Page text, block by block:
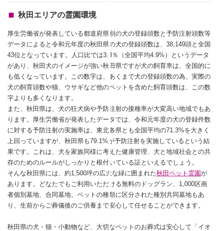
秋田エリアの霊園環境
厚生労働省が発表している都道府県別の犬の登録頭数と予防注射頭数等
データによると令和元年度の秋田県の犬の登録頭数は、38,149頭と全国
43位となっています。人口比では3.8％（全国平均4.9%）というデータ
があり、秋田犬のイメージが強い秋田県ですが犬の飼育率は、全国的に
も低くなっています。この数字は、あくまで犬の登録頭数の為、実際の
犬の飼育頭数や猫、ウサギなど他のペットを含めた飼育頭数は、この数
字よりも多くなります。
また、秋田県は、犬の狂犬病や予防注射の接種率が大変高い地域でもあ
ります。厚生労働省が発表したデータでは、令和元年度の犬の登録件数
に対する予防注射の実施率は、東北各県とも全国平均の71.3%を大きく
上回っていますが、秋田県も79.1%が予防注射を実施しているという結
果です。これは、犬を家族同様に考えた健康管理、犬と地域社会との共
存のためのルールがしっかりと根付いている証といえるでしょう。
そんな秋田県には、約1,500坪の広大な緑に囲まれた秋田ペット霊園が
あります。どなたでもご利用いただける無料のドッグラン、1,000区画
者個別墓地、合同墓地、ペットの種類に区分された種別共同墓地もあ
り、生前からご葬儀後のご供養まで安心して任せることができます。
秋田県の犬・猫・小動物など、大切なペットのお葬式は安心して「イオ